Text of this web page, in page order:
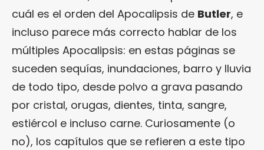
cuál es el orden del Apocalipsis de Butler, e
incluso parece más correcto hablar de los
múltiples Apocalipsis: en estas páginas se
suceden sequías, inundaciones, barro y lluvia
de todo tipo, desde polvo a grava pasando
por cristal, orugas, dientes, tinta, sangre,
estiércol e incluso carne. Curiosamente (o
no), los capítulos que se refieren a este tipo